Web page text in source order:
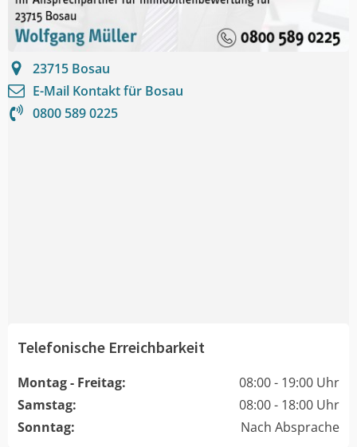
23715 Bosau
E-Mail Kontakt für Bosau
0800 589 0225
Telefonische Erreichbarkeit
Montag - Freitag:
08:00 - 19:00 Uhr
Samstag:
08:00 - 18:00 Uhr
Sonntag:
Nach Absprache